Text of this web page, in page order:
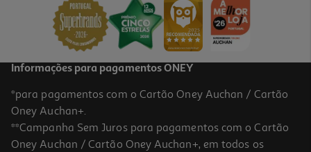
Price reduced from
Informações para pagamentos ONEY
*para pagamentos com o Cartão Oney Auchan / Cartão
Oney Auchan+.
**Campanha Sem Juros para pagamentos com o Cartão
Oney Auchan / Cartão Oney Auchan+, em todos os